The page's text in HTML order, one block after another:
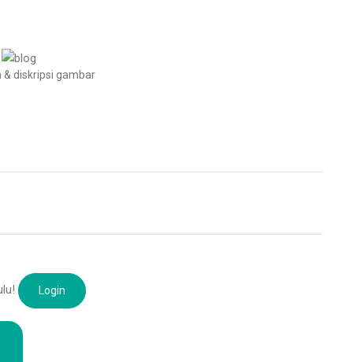
& diskripsi gambar
Login